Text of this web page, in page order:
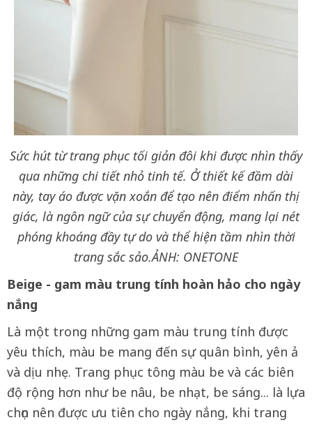
Sức hút từ trang phục tối giản đôi khi được nhìn thấy
qua những chi tiết nhỏ tinh tế. Ở thiết kế đầm dài
này, tay áo được vặn xoắn để tạo nên điểm nhấn thị
giác, là ngôn ngữ của sự chuyển động, mang lại nét
phóng khoáng đầy tự do và thể hiện tầm nhìn thời
trang sắc sảo.ẢNH: ONETONE
Beige - gam màu trung tính hoàn hảo cho ngày
nắng
Là một trong những gam màu trung tính được
yêu thích, màu be mang đến sự quân bình, yên ả
và dịu nhẹ. Trang phục tông màu be và các biên
độ rộng hơn như be nâu, be nhạt, be sáng... là lựa
chọn nên được ưu tiên cho ngày nắng, khi trang